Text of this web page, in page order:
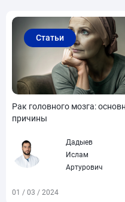
Статьи
Рак головного мозга:
причины
Дадыев
Ислам
Артурович
01 / 03 / 2024